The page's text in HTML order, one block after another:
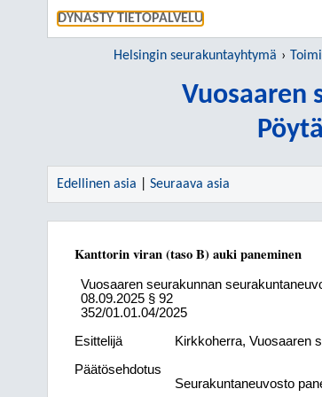
DYNASTY TIETOPALVELU
Helsingin seurakuntayhtymä
Vuosaaren
Edellinen asia Seuraava asia
Kanttorin viran (taso B) auki paneminen
Vuosaaren seurakunnan
08.09.2025 § 92
352/01.01.04/2025
Esittelijä
Kirkkoherra, Vuosaaren
Päätösehdotus
Seurakuntaneuvosto